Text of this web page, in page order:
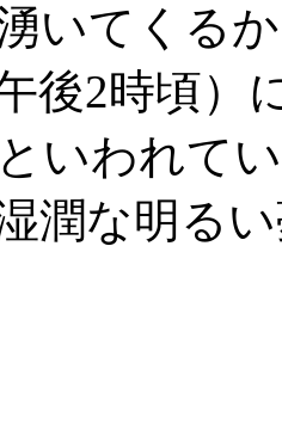
いてくる
後2時頃）
いわれて
湿潤な明